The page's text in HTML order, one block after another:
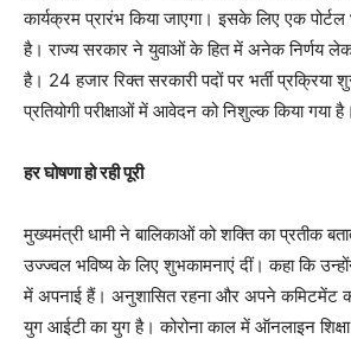
कार्यक्रम प्रारंभ किया जाएगा। इसके लिए एक पोर्टल
है। राज्य सरकार ने युवाओं के हित में अनेक निर्णय
है। 24 हजार रिक्त सरकारी पदों पर भर्ती
प्रतियोगी परीक्षाओं में आवेदन को निशुल्क किया गया है।
हर घोषणा हो रही पूरी
मुख्यमंत्री धामी ने बालिकाओं को शक्ति का प्रतीक
उज्ज्वल भविष्य के लिए शुभकामनाएं दीं। कहा कि
में अपनाई हैं। अनुशासित रहना और अपने कमिटमेंट
युग आईटी का युग है। कोरोना काल में ऑनलाइन